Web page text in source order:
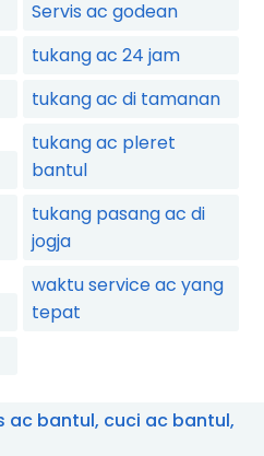
Servis ac godean
tukang ac 24 jam
tukang ac di tamanan
tukang ac pleret
bantul
tukang pasang ac di
jogja
waktu service ac yang
tepat
ac bantul, cuci ac bantul,